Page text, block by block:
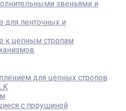
звеньями и
для ленточных и
к цепным стропам
для цепных стропов
с проушиной